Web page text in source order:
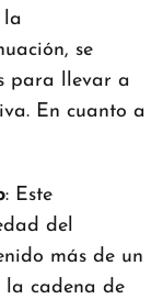
la
se
para llevar a
En cuanto a
: Este
del
más de un
la cadena de